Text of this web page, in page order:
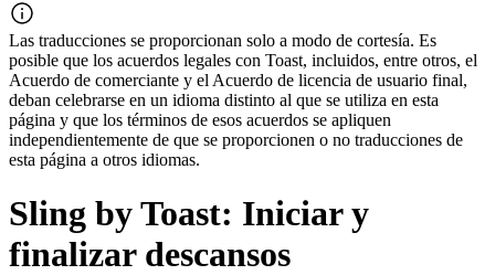
Las traducciones se proporcionan solo a modo de cortesía. Es
posible que los acuerdos legales con Toast, incluidos, entre otros, el
Acuerdo de comerciante y el Acuerdo de licencia de usuario final,
deban celebrarse en un idioma distinto al que se utiliza en esta
página y que los términos de esos acuerdos se apliquen
independientemente de que se proporcionen o no traducciones de
esta página a otros idiomas.
Sling by Toast: Iniciar y
finalizar descansos